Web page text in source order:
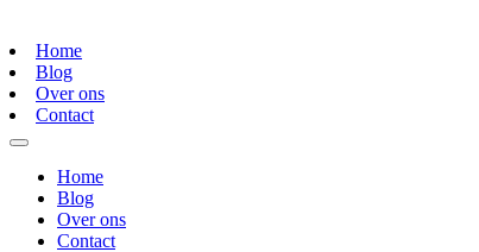
Home
Blog
Over ons
Contact
Home
Blog
Over ons
Contact